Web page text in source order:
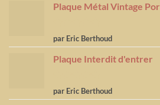
Plaque Métal Vintage
Note5 sur
5
par Eric Berthoud
Plaque Interdit d'entrer
Note5 sur
5
par Eric Berthoud